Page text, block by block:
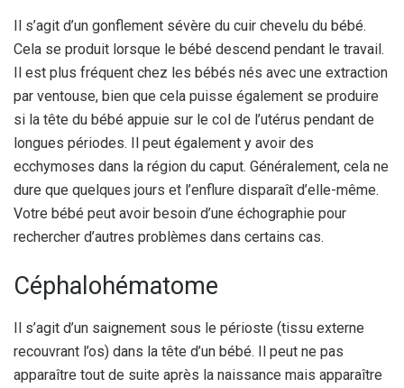
Il s’agit d’un gonflement sévère du cuir chevelu du bébé.
Cela se produit lorsque le bébé descend pendant le travail.
Il est plus fréquent chez les bébés nés avec une extraction
par ventouse, bien que cela puisse également se produire
si la tête du bébé appuie sur le col de l’utérus pendant de
longues périodes. Il peut également y avoir des
ecchymoses dans la région du caput. Généralement, cela ne
dure que quelques jours et l’enflure disparaît d’elle-même.
Votre bébé peut avoir besoin d’une échographie pour
rechercher d’autres problèmes dans certains cas.
Céphalohématome
Il s’agit d’un saignement sous le périoste (tissu externe
recouvrant l’os) dans la tête d’un bébé. Il peut ne pas
apparaître tout de suite après la naissance mais apparaître